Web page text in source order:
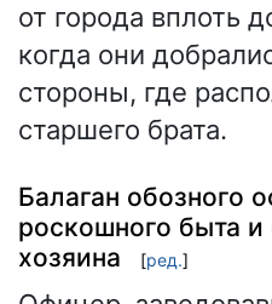
от города вплоть
когда они
стороны, где
старшего брата.
Балаган обозного
роскошного быта и
хозяина
[ред.]